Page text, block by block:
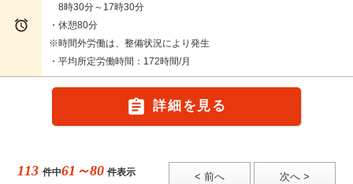

8時30分～17時30分
・休憩80分
※時間外労働は、整備状況により発生
・平均所定労働時間：172時間/月
 詳細を見る
113 件中61～80 件表示 < 前へ 次へ >